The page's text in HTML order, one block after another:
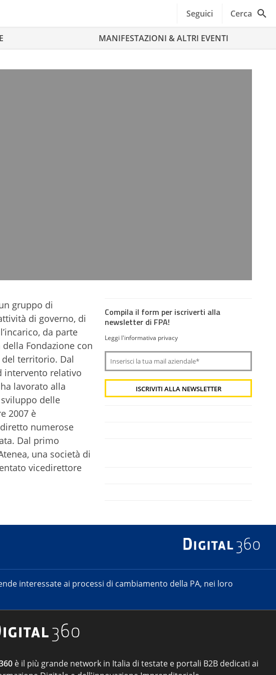
Seguici Cerca
MANIFESTAZIONI & ALTRI EVENTI
gruppo di
di governo, di
da parte
della Fondazione con
territorio. Dal
intervento relativo
lavorato alla
delle
2007 è
numerose
Dal primo
una società di
vicedirettore
Compila il form per iscriverti alla
newsletter di FPA!
Leggi l'informativa privacy
interessate ai processi di cambiamento della PA, nei loro
è il più grande network in Italia di testate e portali B2B dedicati ai